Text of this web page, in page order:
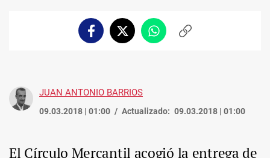
FacebookTwitterWhatsappCopiar
JUAN ANTONIO BARRIOS
09.03.2018 | 01:00 Actualizado: 09.03.2018 | 01:00
El Círculo Mercantil acogió la entrega de